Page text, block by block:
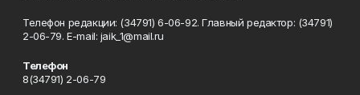
Телефон редакции: (34791) 6-06-92. Главный редактор: (34791)
2-06-79. Е-mаil: jaik_1@mail.ru
Телефон
8(34791) 2-06-79